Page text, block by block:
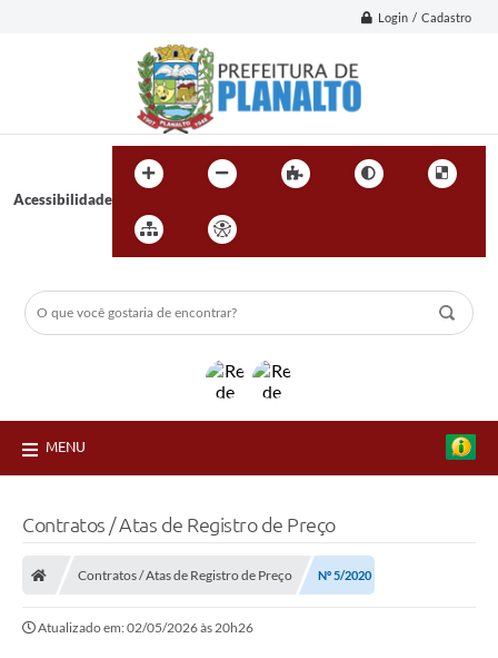
Login / Cadastro
Acessibilidade
MENU
Contratos / Atas de Registro de Preço
Contratos / Atas de Registro de Preço Nº 5/2020
Atualizado em: 02/05/2026 às 20h26